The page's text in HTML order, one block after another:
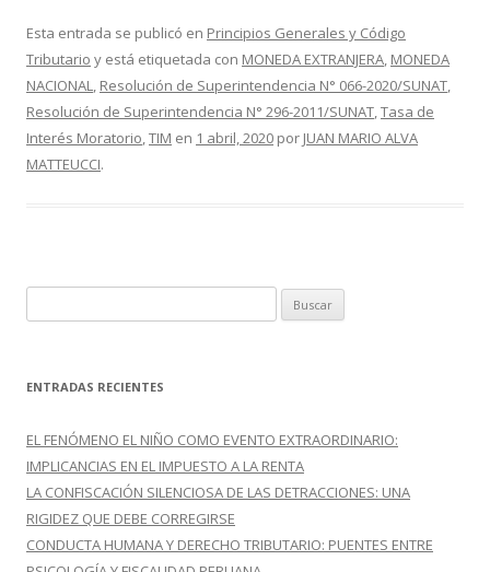
e
b
o
o
k
itt
er
m
p
ar
ti
Esta entrada se publicó en Principios Generales y Código
Tributario y está etiquetada con MONEDA EXTRANJERA, MONEDA
NACIONAL, Resolución de Superintendencia N° 066-2020/SUNAT,
Resolución de Superintendencia N° 296-2011/SUNAT,Tasa de
Interés Moratorio,TIM en 1 abril, 2020 por JUAN MARIO ALVA
MATTEUCCI.
u
c
r
:
ENTRADAS RECIENTES
EL FENÓMENO EL NIÑO COMO EVENTO EXTRAORDINARIO:
IMPLICANCIAS EN EL IMPUESTO A LA RENTA
LA CONFISCACIÓN SILENCIOSA DE LAS DETRACCIONES: UNA
RIGIDEZ QUE DEBE CORREGIRSE
CONDUCTA HUMANA Y DERECHO TRIBUTARIO: PUENTES ENTRE